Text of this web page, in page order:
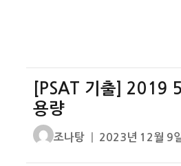
[PSAT 기출] 2019
용량
글
조나탕
작
2023년 12월 9